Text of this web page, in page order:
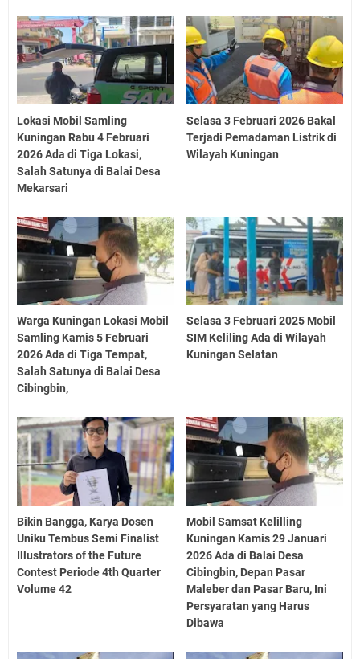
Lokasi Mobil Samling
Kuningan Rabu 4 Februari
2026 Ada di Tiga Lokasi,
Salah Satunya di Balai Desa
Mekarsari
Selasa 3 Februari 2026 Bakal
Terjadi Pemadaman Listrik di
Wilayah Kuningan
Warga Kuningan Lokasi Mobil
Samling Kamis 5 Februari
2026 Ada di Tiga Tempat,
Salah Satunya di Balai Desa
Cibingbin,
Selasa 3 Februari 2025 Mobil
SIM Keliling Ada di Wilayah
Kuningan Selatan
Bikin Bangga, Karya Dosen
Uniku Tembus Semi Finalist
Illustrators of the Future
Contest Periode 4th Quarter
Volume 42
Mobil Samsat Kelilling
Kuningan Kamis 29 Januari
2026 Ada di Balai Desa
Cibingbin, Depan Pasar
Maleber dan Pasar Baru, Ini
Persyaratan yang Harus
Dibawa